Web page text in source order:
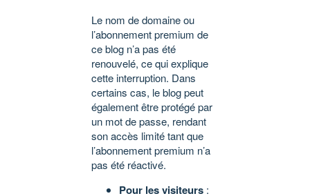
Le nom de domaine ou
l’abonnement premium de
ce blog n’a pas été
renouvelé, ce qui explique
cette interruption. Dans
certains cas, le blog peut
également être protégé par
un mot de passe, rendant
son accès limité tant que
l’abonnement premium n’a
pas été réactivé.
Pour les visiteurs :